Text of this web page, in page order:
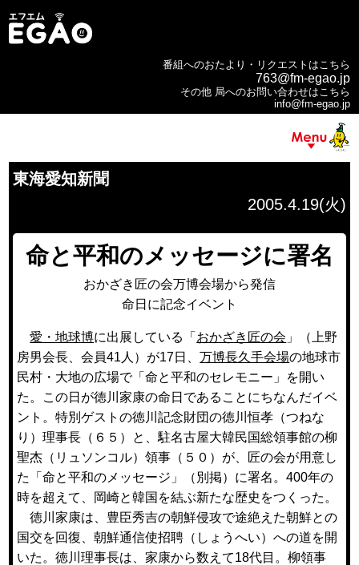
番組へのおたより・リクエストはこちら
763@fm-egao.jp
その他 局へのお問い合わせはこちら
info@fm-egao.jp
東海愛知新聞
2005.4.19(火)
命と平和のメッセージに署名
おかざき匠の会万博会場から発信
命日に記念イベント
愛・地球博に出展している「 おかざき匠の会 」（上野
房男会長、会員41人）が17日、万博長久手会場の地球市
民村・大地の広場で「命と平和のセレモニー」を開い
た。この日が徳川家康の命日であることにちなんだイベ
ント。特別ゲストの徳川記念財団の徳川恒孝（つねな
り）理事長（６５）と、駐名古屋大韓民国総領事館の柳
聖杰（リュソンコル）領事（５０）が、匠の会が用意し
た「命と平和のメッセージ」（別掲）に署名。400年の
時を超えて、岡崎と韓国を結ぶ新たな歴史をつくった。
徳川家康は、豊臣秀吉の朝鮮侵攻で途絶えた朝鮮との
国交を回復、朝鮮通信使招聘（しょうへい）への道を開
いた。徳川理事長は、家康から数えて18代目。柳領事